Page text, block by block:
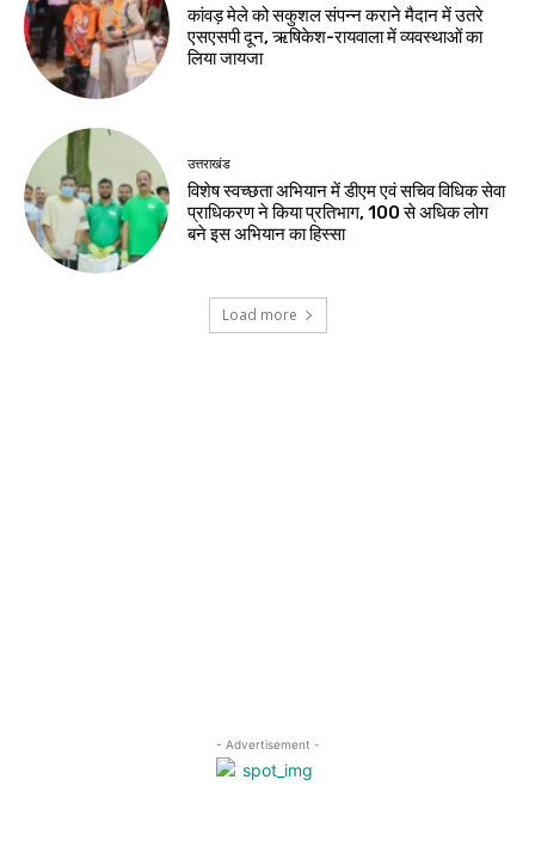
कांवड़ मेले को सकुशल संपन्न कराने मैदान में उतरे
एसएसपी दून, ऋषिकेश-रायवाला में व्यवस्थाओं का
लिया जायजा
उत्तराखंड
विशेष स्वच्छता अभियान में डीएम एवं सचिव विधिक सेवा
प्राधिकरण ने किया प्रतिभाग, 100 से अधिक लोग
बने इस अभियान का हिस्सा
Load more
- Advertisement -